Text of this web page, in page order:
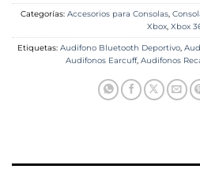
Categorías: Accesorios para Consolas,
Xbox, Xbox
Etiquetas: Audifono Bluetooth Deportivo,
Audifonos Earcuff, Audifonos